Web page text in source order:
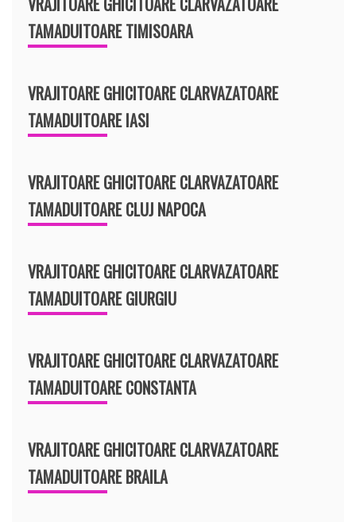
TAMADUITOARE TIMISOARA
VRAJITOARE GHICITOARE CLARVAZATOARE
TAMADUITOARE IASI
VRAJITOARE GHICITOARE CLARVAZATOARE
TAMADUITOARE CLUJ NAPOCA
VRAJITOARE GHICITOARE CLARVAZATOARE
TAMADUITOARE GIURGIU
VRAJITOARE GHICITOARE CLARVAZATOARE
TAMADUITOARE CONSTANTA
VRAJITOARE GHICITOARE CLARVAZATOARE
TAMADUITOARE BRAILA